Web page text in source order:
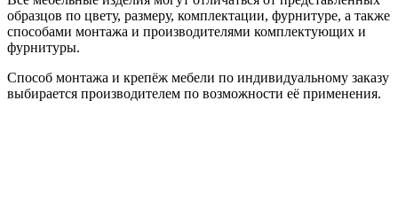
образцов по цвету, размеру, комплектации, фурнитуре, а также
способами монтажа и производителями комплектующих и
фурнитуры.
Способ монтажа и крепёж мебели по индивидуальному заказу
выбирается производителем по возможности её применения.